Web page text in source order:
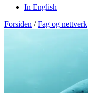
In English
Forsiden / Fag og nettverk